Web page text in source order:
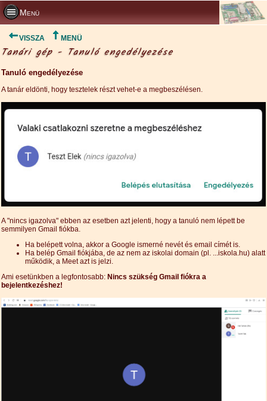
Menü
VISSZA MENÜ
Tanári gép - Tanuló engedélyezése
Tanuló engedélyezése
A tanár eldönti, hogy tesztelek részt vehet-e a megbeszélésen.
A "nincs igazolva" ebben az esetben azt jelenti, hogy a tanuló nem lépett be
semmilyen Gmail fiókba.
Ha belépett volna, akkor a Google ismerné nevét és email címét is.
Ha belép Gmail fiókjába, de az nem az iskolai domain (pl. ...iskola.hu) alatt
működik, a Meet azt is jelzi.
Ami esetünkben a legfontosabb: Nincs szükség Gmail fiókra a
bejelentkezéshez!